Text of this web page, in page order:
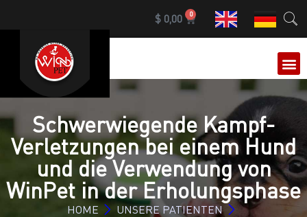
$0,00 0
Schwerwiegende Kampf-
Verletzungen bei einem Hund
und die Verwendung von
WinPet in der Erholungsphase
HOME
UNSERE PATIENTEN